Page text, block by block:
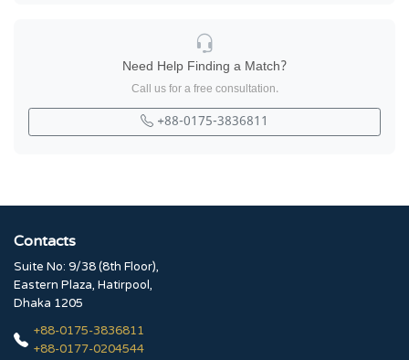
Need Help Finding a Match?
Call us for a free consultation.
+88-0175-3836811
Contacts
Suite No: 9/38 (8th Floor),
Eastern Plaza, Hatirpool,
Dhaka 1205
+88-0175-3836811
+88-0177-0204544